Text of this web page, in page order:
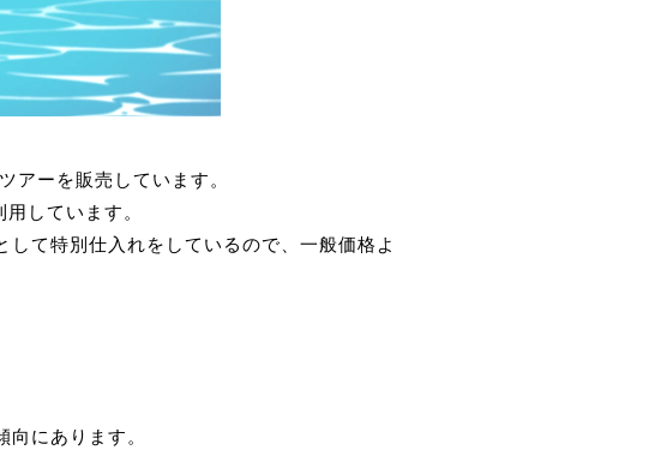
アーを販売しています。
しています。
て特別仕入れをしているので、一般価格よ
にあります。